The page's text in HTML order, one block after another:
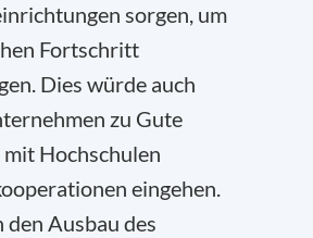
sorgen, um
Fortschritt
Dies würde auch
zu Gute
mit Hochschulen
eingehen.
den Ausbau des